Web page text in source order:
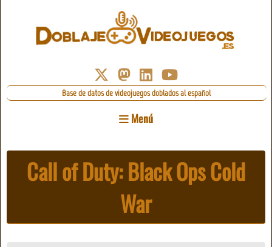
Base de datos de videojuegos doblados al español
Menú
Call of Duty: Black Ops Cold
War